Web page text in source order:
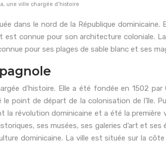
une ville chargée d’histoire
dans le nord de la République
est connue pour son architecture coloniale.
pour ses plages de sable blanc et ses
d’histoire. Elle a été fondée en 1502
point de départ de la colonisation de l’île.
la révolution dominicaine et a été la
ses musées, ses galeries d’art et
dominicaine. La ville est située sur la